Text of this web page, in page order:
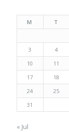
M T
3
4
10
11
17
18
24
25
31
« Jul